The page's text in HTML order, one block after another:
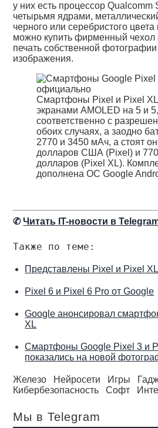
у них есть процессор Qualcomm
четырьмя ядрами,
черного или серебристого
можно купить фирменный чехол
печать собственной
изображения.
Смартфоны Pixel и Pixel XL
экранами AMOLED на 5 и
соответственно с
обоих случаях, а заодно
2770 и 3450 мАч, а стоят
долларов США (Pixel) и
долларов (Pixel XL).
дополнена ОС Google
✆Читать IT-новости в
Также по теме:
Представлены Pixel и Pixel
Pixel 6 и Pixel 6 Pro от Google
Google анонсировал
XL
Смартфоны Google Pixel 3 и
показались на новой
Железо Нейросети Игры
Кибербезопасность
Софт
Мы в Telegram